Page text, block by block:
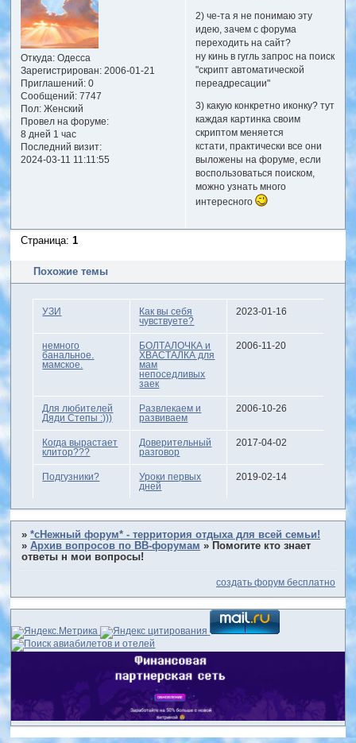
Откуда:Одесса
Зарегистрирован: 2006-01-21
Приглашений:0
Сообщений:7747
Пол:Женский
Провел на форуме:
8 дней 1 час
Последний визит:
2024-03-11 11:11:55
2) че-та я не понимаю эту
идею, зачем с форума
переходить на сайт?
ну кинь в гугль запрос на поиск
"скрипт автоматической
переадресации"
3) какую конкретно иконку? тут
каждая картинка своим
скриптом меняется
кстати, практически все они
выложены на форуме, если
воспользоваться поиском,
можно узнать много
интересного
Страница:1
Похожие темы
УЗИ
Как вы себя
чувствуете?
2023-01-16
немного
банальное.
мамское.
БОЛТАЛОЧКА и
ХВАСТАЛКА для
мам
непоседливых
заек
2006-11-20
Для любителей
Дяди Степы :)))
Развлекаем и
развиваем
2006-10-26
Когда вырастает
клитор???
Доверительный
разговор
2017-04-02
Подгузники?
Уроки первых
дней
2019-02-14
»*сНежный форум* - территория отдыха для всей семьи!
»Архив вопросов по BB-форумам » Помогите кто знает
ответы н мои вопросы!
создать форум бесплатно